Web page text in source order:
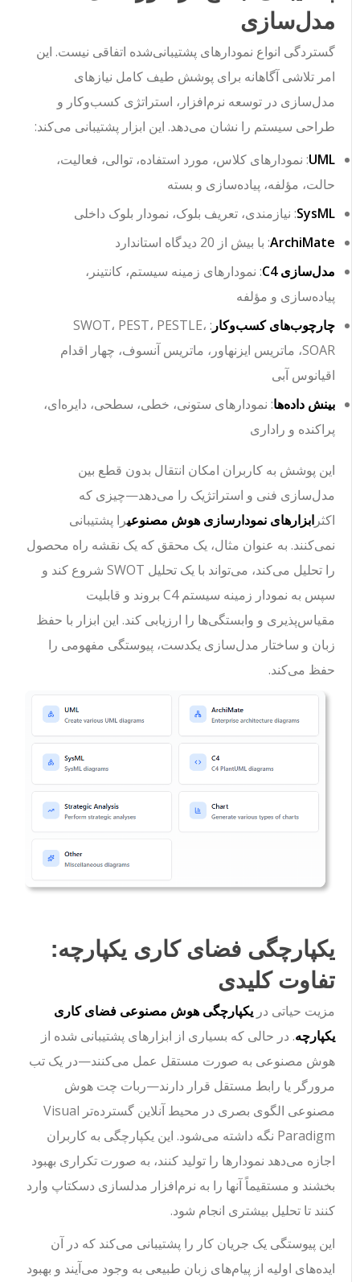
مدل‌سازی
گستردگی انواع نمودارهای پشتیبانی‌شده اتفاقی نیست. این
امر تلاشی آگاهانه برای پوشش طیف کامل نیازهای
مدل‌سازی در توسعه نرم‌افزار، استراتژی کسب‌وکار و
طراحی سیستم را نشان می‌دهد. این ابزار پشتیبانی می‌کند:
UML: نمودارهای کلاس، مورد استفاده، توالی، فعالیت،
حالت، مؤلفه، پیاده‌سازی و بسته
SysML: نیازمندی، تعریف بلوک، نمودار بلوک داخلی
ArchiMate: با بیش از 20 دیدگاه استاندارد
مدل‌سازی C4
: نمودارهای زمینه سیستم، کانتینر،
پیاده‌سازی و مؤلفه
چارچوب‌های کسب‌وکار : SWOT، PEST، PESTLE،
SOAR، ماتریس ایزنهاور، ماتریس آنسوف، چهار اقدام
اقیانوس آبی
بینش داده‌ها: نمودارهای ستونی، خطی، سطحی، دایره‌ای،
پراکنده و راداری
این پوشش به کاربران امکان انتقال بدون قطع بین
مدل‌سازی فنی و استراتژیک را می‌دهد—چیزی که
اکثرابزارهای نمودارسازی هوش مصنوعیرا پشتیبانی
نمی‌کنند. به عنوان مثال، یک محقق که یک نقشه راه محصول
را تحلیل می‌کند، می‌تواند با یک تحلیل SWOT شروع کند و
سپس به نمودار زمینه سیستم C4 بروند و قابلیت
مقیاس‌پذیری و وابستگی‌ها را ارزیابی کند. این ابزار با حفظ
زبان و ساختار مدل‌سازی یکدست، پیوستگی مفهومی را
حفظ می‌کند.
یکپارچگی فضای کاری یکپارچه:
تفاوت کلیدی
مزیت حیاتی دریکپارچگی هوش مصنوعی فضای کاری
یکپارچه. در حالی که بسیاری از ابزارهای پشتیبانی شده از
هوش مصنوعی به صورت مستقل عمل می‌کنند—در یک تب
مرورگر یا رابط مستقل قرار دارند—ربات چت هوش
مصنوعی الگوی بصری در محیط آنلاین گسترده‌تر Visual
Paradigm نگه داشته می‌شود. این یکپارچگی به کاربران
اجازه می‌دهد نمودارها را تولید کنند، به صورت تکراری بهبود
بخشند و مستقیماً آنها را به نرم‌افزار مدلسازی دسکتاپ وارد
کنند تا تحلیل بیشتری انجام شود.
این پیوستگی یک جریان کار را پشتیبانی می‌کند که در آن
ایده‌های اولیه از پیام‌های زبان طبیعی به وجود می‌آیند و بهبود